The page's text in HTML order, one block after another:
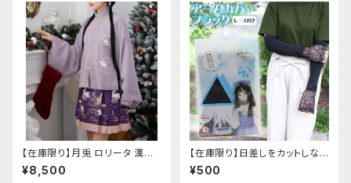
【在庫限り】月兎 ロリータ 漢服
ツーピース セットアップ チャイ
ナ風 華ロリ ロリィタ 刺繍 和柄
¥8,500
【在庫限り】日差しをカットしな
がら手元もオシャレに♪ UVア
ームカバー ブラック レース
¥500